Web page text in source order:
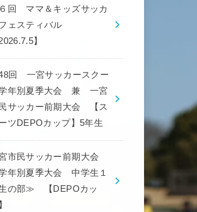
回 ママ＆キッズサッカ
ェスティバル
】
回 一宮サッカースクー
年別夏季大会 兼 一宮
サッカー前期大会 【ス
ツDEPOカップ】5年生
市民サッカー前期大会
年別夏季大会 中学生１
の部≫ 【DEPOカッ